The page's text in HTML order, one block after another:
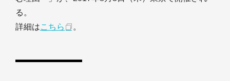
る。
詳細はこちら 。